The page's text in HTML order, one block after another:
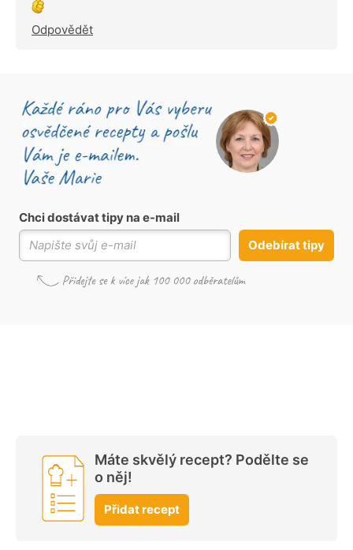
Odpovědět
Chci dostávat tipy na e-mail
Odebírat tipy
Máte skvělý recept? Podělte se
o něj!
Přidat recept